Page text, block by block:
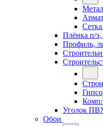
Плёнка п/э,
Профиль,
Уголок
Обои